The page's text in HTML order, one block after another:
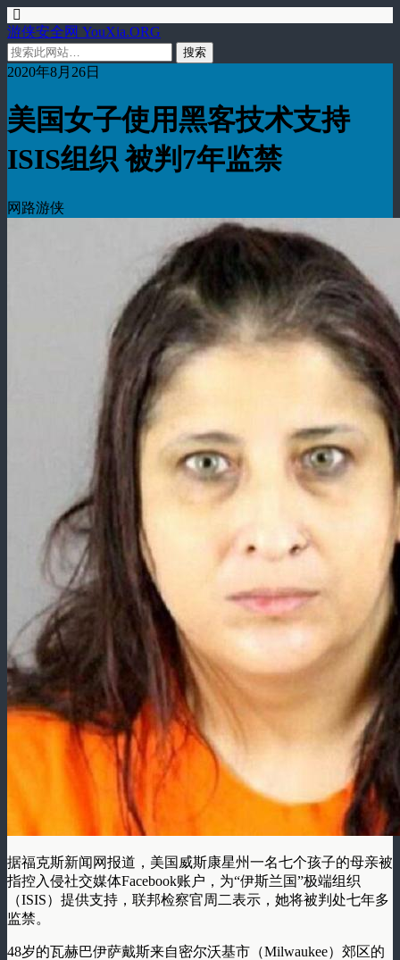
游侠安全网 YouXia.ORG
2020年8月26日
美国女子使用黑客技术支持
ISIS组织 被判7年监禁
网路游侠
据福克斯新闻网报道，美国威斯康星州一名七个孩子的母亲被
指控入侵社交媒体Facebook账户，为“伊斯兰国”极端组织
（ISIS）提供支持，联邦检察官周二表示，她将被判处七年多
监禁。
48岁的瓦赫巴伊萨戴斯来自密尔沃基市（Milwaukee）郊区的